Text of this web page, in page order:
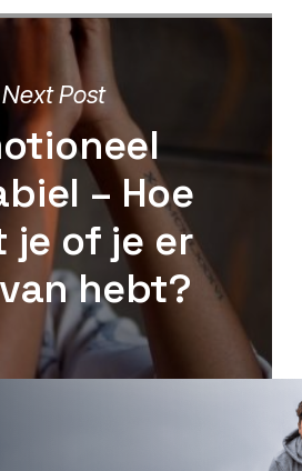
Next Post
– Hoe
je of je er
hebt?